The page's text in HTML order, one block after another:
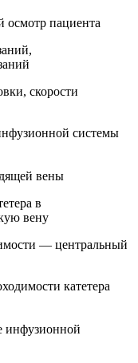
пациента
скорости
системы
вены
в
вену
— центральный
катетера
инфузионной